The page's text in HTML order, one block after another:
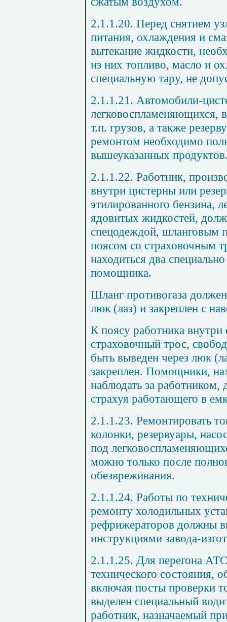
2.1.1.20. Перед снятием
питания, охлаждения и
вытекание жидкости,
из них топливо, масло и
специальную тару, не
2.1.1.21. Автомобили-
легковоспламеняющихся,
т.п. грузов, а также
ремонтом необходимо
вышеуказанных
2.1.1.22. Работник,
внутри цистерны или
этилированного бензина,
ядовитых жидкостей,
спецодеждой, шланговым
поясом со страховочным
находиться два
помощника.
Шланг противогаза
люк (лаз) и закреплен с
К поясу работника внутри
страховочный трос,
быть выведен через люк
закреплен. Помощники,
наблюдать за работником,
страхуя работающего в
2.1.1.23. Ремонтировать
колонки, резервуары,
под
можно только после
обезвреживания.
2.1.1.24. Работы по
ремонту холодильных
рефрижераторов должны
инструкциями завода-
2.1.1.25. Для перегона
технического состояния,
включая посты проверки
выделен специальный
работник, назначаемый